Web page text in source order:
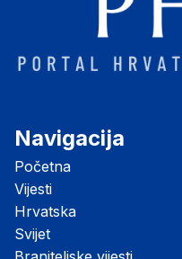
Navigacija
Početna
Vijesti
Hrvatska
Svijet